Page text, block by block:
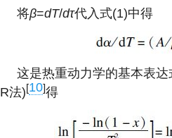
将β=dT/dτ代入式(1)中得
这是热重动力学的基本表
R法)[10]得